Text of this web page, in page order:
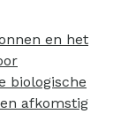
en het
biologische
afkomstig